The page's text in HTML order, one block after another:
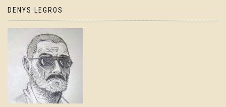
DENYS LEGROS